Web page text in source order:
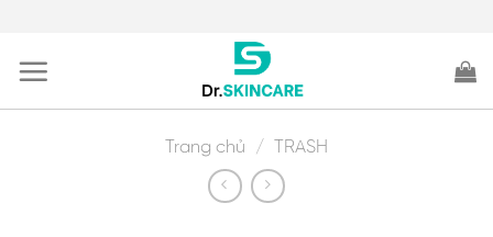
content
Trang chủ / TRASH